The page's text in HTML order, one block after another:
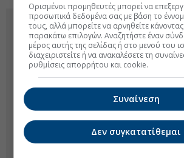
Ορισμένοι προμηθευτές μπορεί να
προσωπικά δεδομένα σας με βάση το
τους, αλλά μπορείτε να αρνηθείτε
παρακάτω επιλογών. Αναζητήστε έναν
μέρος αυτής της σελίδας ή στο μενού του
διαχειριστείτε ή να ανακαλέσετε τη
ρυθμίσεις απορρήτου και cookie.
Συναίνεση
Δεν συγκατατίθεμαι